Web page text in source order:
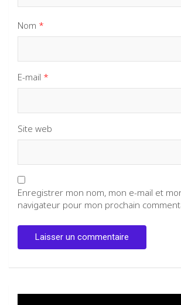
Nom *
E-mail *
Site web
Enregistrer mon nom, mon e-mail et
navigateur pour mon prochain